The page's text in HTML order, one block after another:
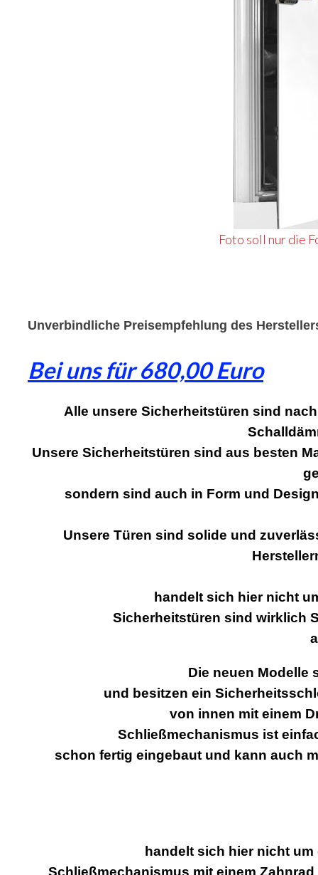
Foto soll nur die
Unverbindliche Preisempfehlung des
Bei uns für 680,00 Euro
Alle unsere Sicherheitstüren sind
Unsere Sicherheitstüren sind aus besten
sondern sind auch in Form und
Unsere Türen sind solide und
handelt sich hier nicht
Sicherheitstüren sind wirklich
Die neuen Modelle
und besitzen ein
von innen mit einem
Schließmechanismus ist
schon fertig eingebaut und kann auch
handelt sich hier nicht
Schließmechanismus mit einem